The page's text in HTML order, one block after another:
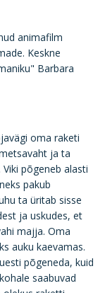
animafilm
Keskne
Barbara
oma raketi
ja ta
põgeneb alasti
pakub
ta üritab sisse
ja uskudes, et
majja. Oma
auku kaevamas.
põgeneda, kuid
saabuvad